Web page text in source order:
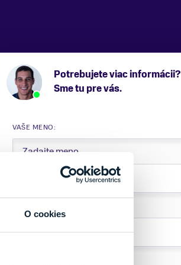
O cookies
Potrebujete viac informácii?
Sme tu pre vás.
VAŠE MENO:
TELEFÓNNE ČÍSLO: